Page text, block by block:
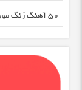
50 آهنگ زنگ موبایل huawei